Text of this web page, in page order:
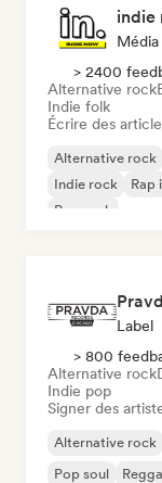
indie
> 2400
Alternative rock
Indie folk
Écrire des
Alternative rock
Indie rock
Rap
Pop rock
Label
> 800
Alternative rock
Indie pop
Signer des
Alternative rock
Pop soul